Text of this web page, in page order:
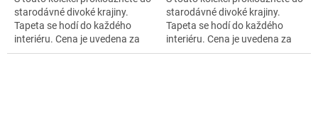
starodávné divoké krajiny.
Tapeta se hodí do každého
interiéru. Cena je uvedena za
0,70 m x 10 m.
starodávné divoké krajiny.
Tapeta se hodí do každého
interiéru. Cena je uvedena za
0,70 m x 10 m.